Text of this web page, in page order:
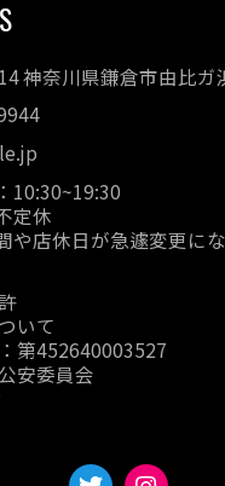
神奈川県鎌倉市由比ガ
10:30~19:30
定休
や店休日が急遽変更に
いて
第452640003527
安委員会